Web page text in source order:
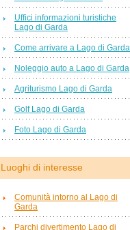
Uffici informazioni turistiche
Lago di Garda
Come arrivare a Lago di Garda
Noleggio auto a Lago di Garda
Agriturismo Lago di Garda
Golf Lago di Garda
Foto Lago di Garda
Luoghi di interesse
Comunità intorno al Lago di
Garda
Parchi divertimento Lago di